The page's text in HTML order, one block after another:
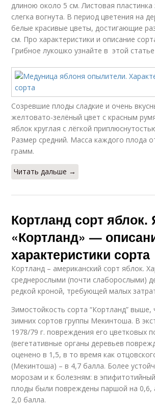
длиною около 5 см. Листовая пластинка
слегка вогнута. В период цветения на
белые красивые цветы, достигающие
см. Про характеристики и описание
Грибное лукошко узнайте в этой статье
Созревшие плоды сладкие и очень
желтовато-зелёный цвет с красным
яблок круглая с лёгкой
Размер средний. Масса каждого плода
грамм.
Читать дальше →
Кортланд сорт яблок.
«Кортланд» —
характеристики сорта
Кортланд – американский сорт яблок.
среднерослыми (почти слаборослыми)
редкой кроной, требующей малых
Зимостойкость сорта “Кортланд” выше,
зимних сортов группы Мекинтоша. В
1978/79 г. повреждения его цветковых
(вегетативные органы деревьев
оценено в 1,5, в то время как
(Мекинтоша) – в 4,7 балла. Более
морозам и к болезням: в эпифитотийный
плоды были повреждены паршой на
2,0 балла.